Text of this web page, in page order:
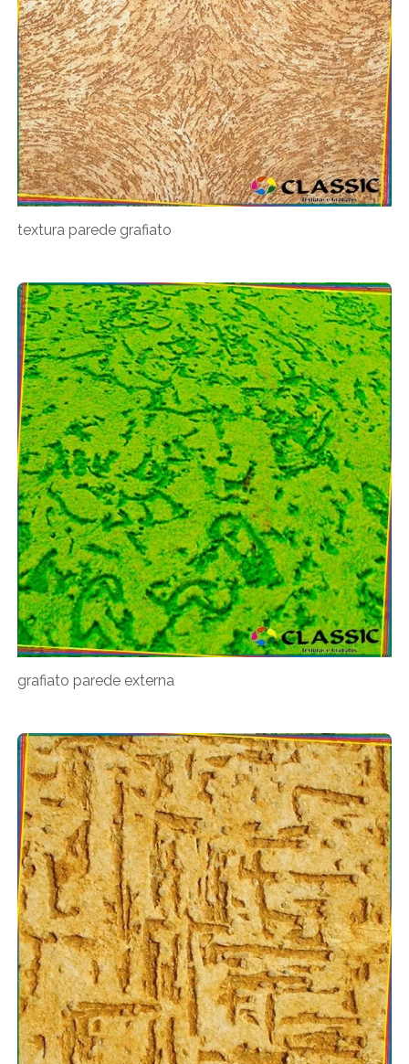
textura parede grafiato
grafiato parede externa